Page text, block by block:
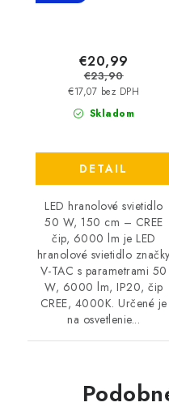
Skladom
€17,07 bez DPH
€20,99
€23,90
DETAIL
LED hranolové svietidlo
50 W, 150 cm – CREE
čip, 6000 lm je LED
hranolové svietidlo značky
V-TAC s parametrami 50
W, 6000 lm, IP20, čip
CREE, 4000K. Určené je
na osvetlenie...